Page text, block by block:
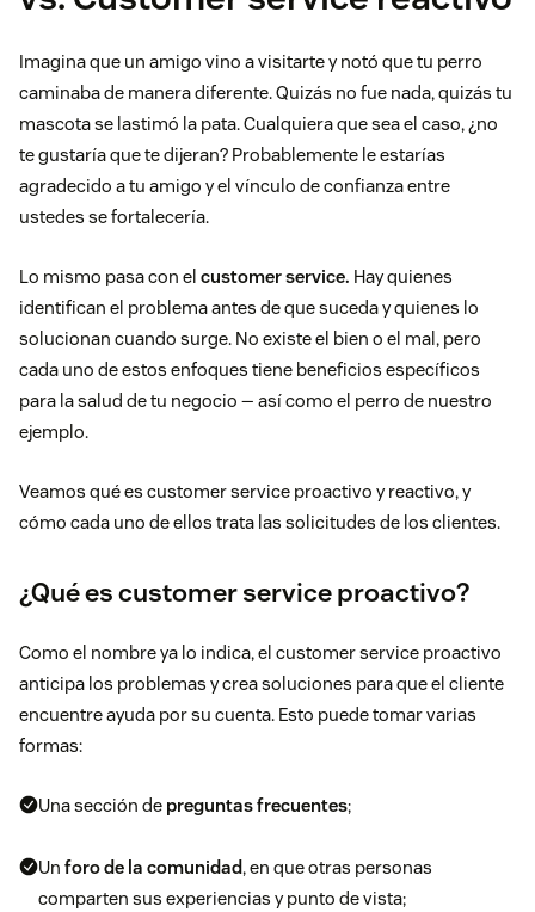
Imagina que un amigo vino a visitarte y notó que tu perro
caminaba de manera diferente. Quizás no fue nada, quizás tu
mascota se lastimó la pata. Cualquiera que sea el caso, ¿no
te gustaría que te dijeran? Probablemente le estarías
agradecido a tu amigo y el vínculo de confianza entre
ustedes se fortalecería.
Lo mismo pasa con el customer service. Hay quienes
identifican el problema antes de que suceda y quienes lo
solucionan cuando surge. No existe el bien o el mal, pero
cada uno de estos enfoques tiene beneficios específicos
para la salud de tu negocio — así como el perro de nuestro
ejemplo.
Veamos qué es customer service proactivo y reactivo, y
cómo cada uno de ellos trata las solicitudes de los clientes.
¿Qué es customer service proactivo?
Como el nombre ya lo indica, el customer service proactivo
anticipa los problemas y crea soluciones para que el cliente
encuentre ayuda por su cuenta. Esto puede tomar varias
formas:
Una sección de preguntas frecuentes;
Un foro de la comunidad, en que otras personas
comparten sus experiencias y punto de vista;